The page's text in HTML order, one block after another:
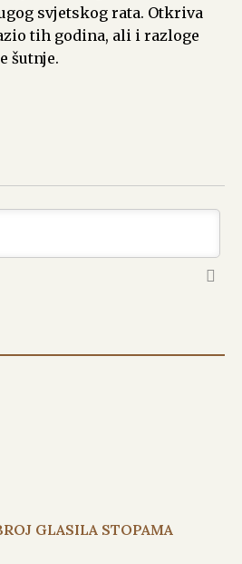
svjetskog rata. Otkriva
tih godina, ali i razloge
šutnje.
GLASILA STOPAMA